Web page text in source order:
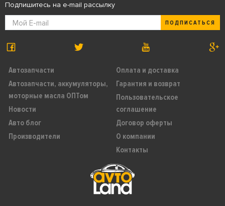
Автозапчасти
Автозапчасти, аккумуляторы,
моторные масла ОПТом
Новости
Авто блог
Производители
Оплата и доставка
Гарантия и возврат
Пользовательское
соглашение
Договор оферты
О компании
Контакты
Подпишитесь на e-mail рассылку
ПОДПИСАТЬСЯ